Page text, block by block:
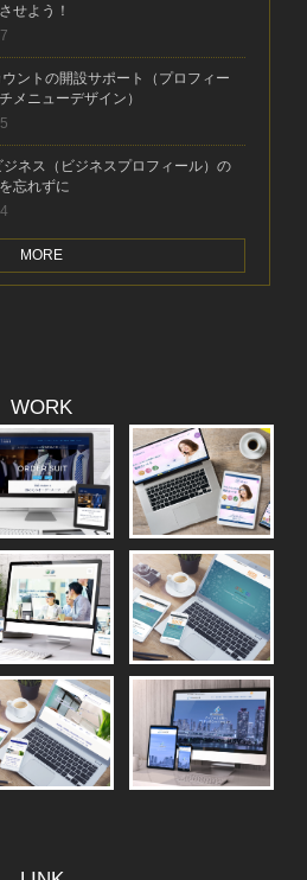
せよう！
ントの開設サポート（プロフィー
メニューデザイン）
ネス（ビジネスプロフィール）の
忘れずに
MORE
WORK